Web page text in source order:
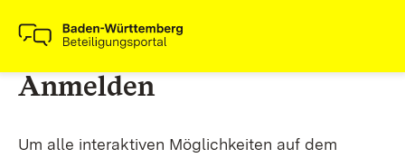
Anmelden
Um alle interaktiven Möglichkeiten auf dem